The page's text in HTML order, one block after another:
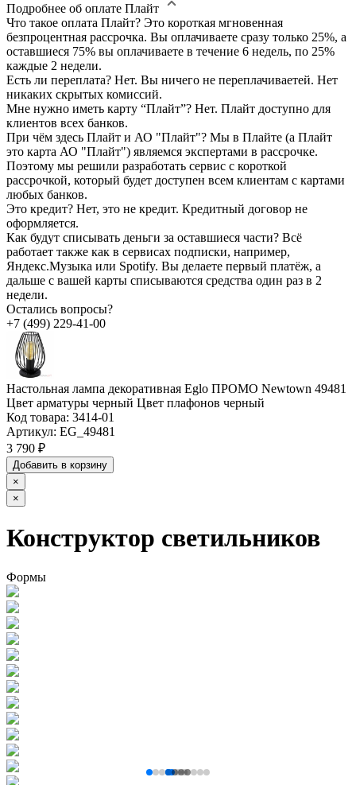
Подробнее об оплате Плайт
Что такое оплата Плайт? Это короткая мгновенная
безпроцентная рассрочка. Вы оплачиваете сразу только 25%, а
оставшиеся 75% вы оплачиваете в течение 6 недель, по 25%
каждые 2 недели.
Есть ли переплата? Нет. Вы ничего не переплачиваетей. Нет
никаких скрытых комиссий.
Мне нужно иметь карту “Плайт”? Нет. Плайт доступно для
клиентов всех банков.
При чём здесь Плайт и АО "Плайт"? Мы в Плайте (а Плайт
это карта АО "Плайт") являемся экспертами в рассрочке.
Поэтому мы решили разработать сервис с короткой
рассрочкой, который будет доступен всем клиентам с картами
любых банков.
Это кредит? Нет, это не кредит. Кредитный договор не
оформляется.
Как будут списывать деньги за оставшиеся части? Всё
работает также как в сервисах подписки, например,
Яндекс.Музыка или Spotify. Вы делаете первый платёж, а
дальше с вашей карты списываются средства один раз в 2
недели.
Остались вопросы?
+7 (499) 229-41-00
Настольная лампа декоративная Eglo ПРОМО Newtown 49481
Цвет арматуры черный Цвет плафонов черный
Код товара: 3414-01
Артикул: EG_49481
3 790 ₽
Добавить в корзину
×
×
Конструктор светильников
Формы